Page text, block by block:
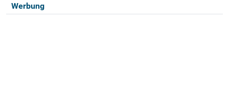
Werbung